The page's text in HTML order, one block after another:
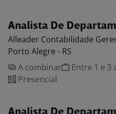
Analista De
Alleader Contabilidade
Porto Alegre - RS
A combinar
Entre 1 e 3
Presencial